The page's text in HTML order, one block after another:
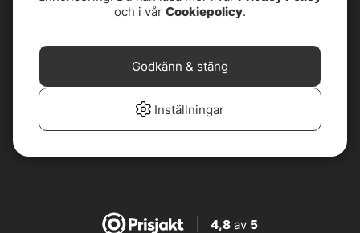
4,8av 5
och i vår Cookiepolicy.
Inställningar
Godkänn & stäng